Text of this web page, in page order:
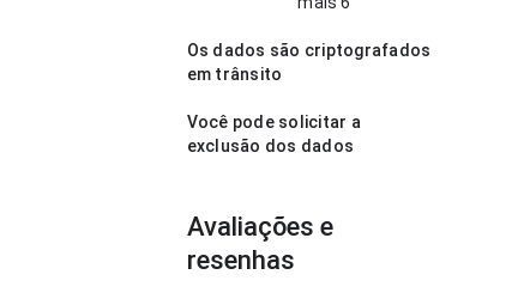
Os dados são criptografados
em trânsito
Você pode solicitar a
exclusão dos dados
Avaliações e
resenhas